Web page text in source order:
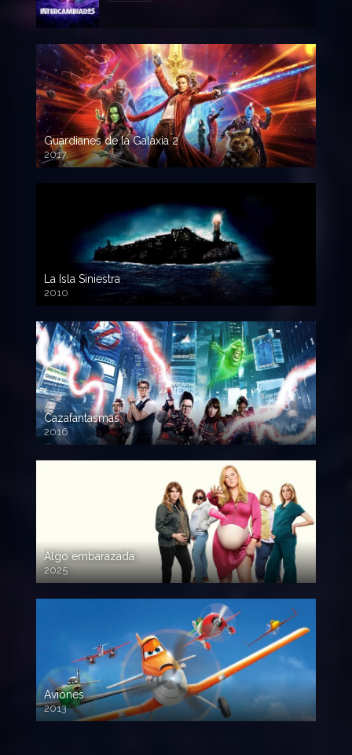
Guardianes de la Galaxia 2
2017
720p HD
La Isla Siniestra
2010
720p HD
Cazafantasmas
2016
720p HD
Algo embarazada
2025
720p HD
Aviones
2013
720 HD